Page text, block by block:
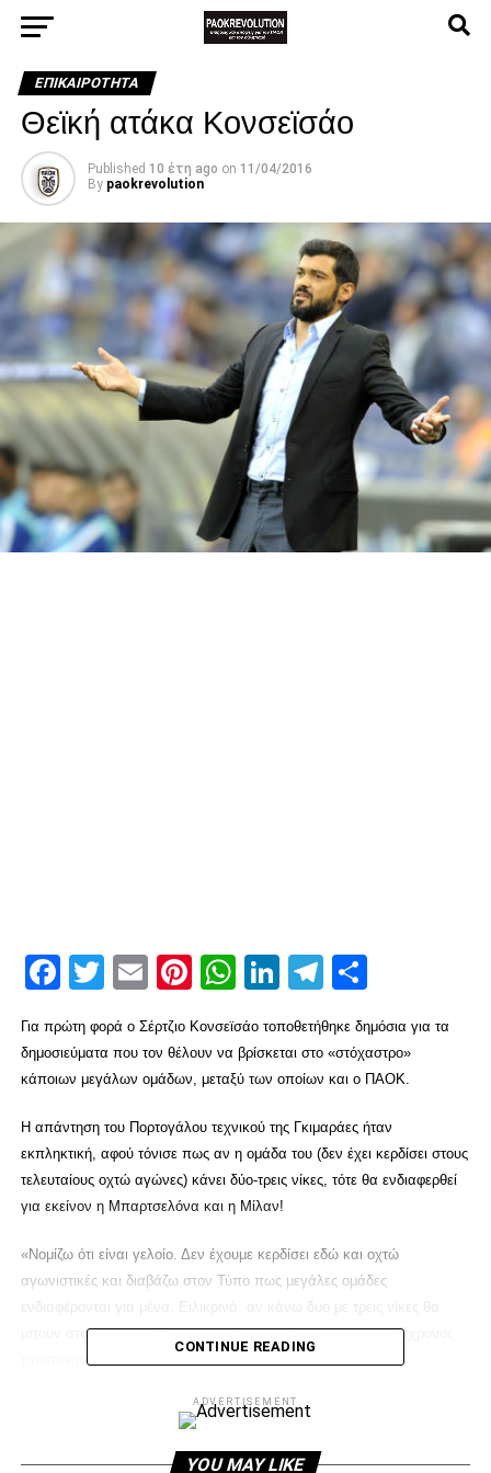
ΕΠΙΚΑΙΡΌΤΗΤΑ
Θεϊκή ατάκα Κονσεϊσάο
Published 10 έτη ago on 11/04/2016
By paokrevolution
Facebook
Twitter
EmailPinterest
WhatsApp
LinkedIn
Telegram
Για πρώτη φορά ο Σέρτζιο Κονσεϊσάο τοποθετήθηκε δημόσια για τα
δημοσιεύματα που τον θέλουν να βρίσκεται στο «στόχαστρο»
κάποιων μεγάλων ομάδων, μεταξύ των οποίων και ο ΠΑΟΚ.
Η απάντηση του Πορτογάλου τεχνικού της Γκιμαράες ήταν
εκπληκτική, αφού τόνισε πως αν η ομάδα του (δεν έχει κερδίσει στους
τελευταίους οχτώ αγώνες) κάνει δύο-τρεις νίκες, τότε θα ενδιαφερθεί
για εκείνον η Μπαρτσελόνα και η Μίλαν!
«Νομίζω ότι είναι γελοίο. Δεν έχουμε κερδίσει εδώ και οχτώ
αγωνιστικές και διαβάζω στον Τύπο πως μεγάλες ομάδες
μπουν στο κυνήγι η Μίλαν με τη Μπαρτσελόνα», τόνισε ο 42χρονος
προπονητής.
ADVERTISEMENT
CONTINUE READING
ADVERTISEMENT
YOU MAY LIKE